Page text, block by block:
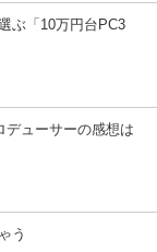
ぶ「10万円台PC3
デューサーの感想は
う